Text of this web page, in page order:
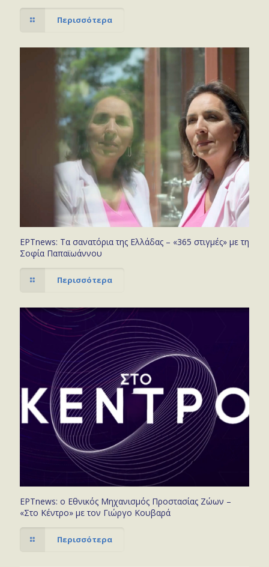
Περισσότερα
ΕΡΤnews: Τα σανατόρια της Ελλάδας – «365 στιγμές» με τη
Σοφία Παπαϊωάννου
Περισσότερα
ΕΡΤnews: ο Εθνικός Μηχανισμός Προστασίας Ζώων –
«Στο Κέντρο» με τον Γιώργο Κουβαρά
Περισσότερα